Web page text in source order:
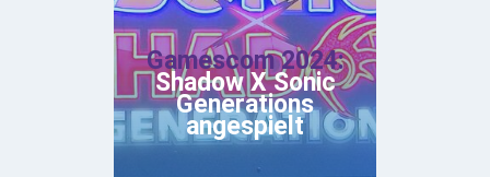
Gamescom 2024:
Shadow X Sonic
Generations
angespielt